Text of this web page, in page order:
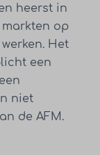
heerst in
op
Het
een
niet
de AFM.